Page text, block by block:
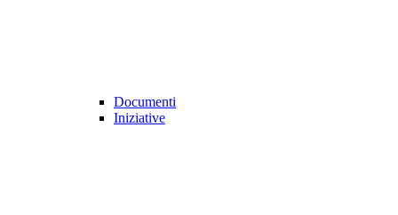
Documenti
Iniziative